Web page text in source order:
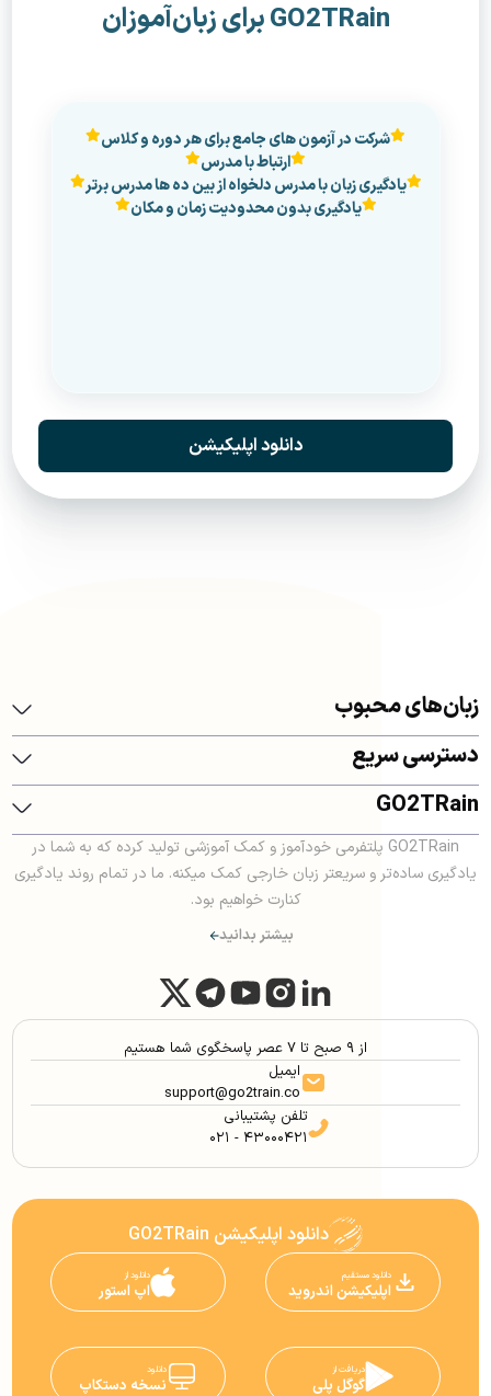
GO2TRain برای زبان‌آموزان
شرکت در آزمون های جامع برای هر دوره و کلاس
ارتباط با مدرس
یادگیری زبان با مدرس دلخواه از بین ده ها مدرس برتر
یادگیری بدون محدودیت زمان و مکان
دانلود اپلیکیشن
زبان‌های محبوب
دسترسی سریع
GO2TRain
GO2TRain پلتفرمی خودآموز و کمک آموزشی تولید کرده که به شما در
یادگیری ساده‌تر و سریعتر زبان خارجی کمک میکنه. ما در تمام روند یادگیری
کنارت خواهیم بود.
بیشتر بدانید
از ۹ صبح تا ۷ عصر پاسخگوی شما هستیم
ایمیل
support@go2train.co
تلفن پشتیبانی
۰۲۱ - ۴۳۰۰۰۴۲۱
دانلود اپلیکیشن GO2TRain
دانلود مستقیم
اپلیکیشن اندروید
دانلود از
اپ استور
دریافت از
گوگل پلی
دانلود
نسخه دستکاپ